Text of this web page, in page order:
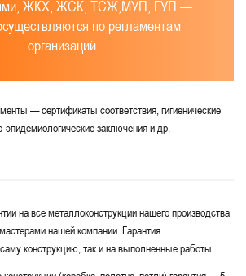
ЖКХ, ЖСК, ТСЖ,МУП, ГУП —
по регламентам
организаций.
— сертификаты соответствия, гигиенические
эпидемиологические заключения и др.
на все металлоконструкции нашего производства
нашей компании. Гарантия
конструкцию, так и на выполненные работы.